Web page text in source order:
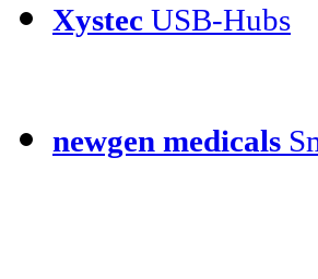
Xystec USB-Hubs
newgen medicals